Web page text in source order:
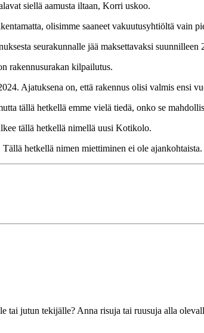
siellä aamusta iltaan, Korri uskoo.
olisimme saaneet vakuutusyhtiöltä vain
seurakunnalle jää maksettavaksi suunnilleen
rakennusurakan kilpailutus.
Ajatuksena on, että rakennus olisi valmis ensi
tällä hetkellä emme vielä tiedä, onko se
tällä hetkellä nimellä uusi Kotikolo.
hetkellä nimen miettiminen ei ole ajankohtaista.
tai jutun tekijälle? Anna risuja tai ruusuja alla